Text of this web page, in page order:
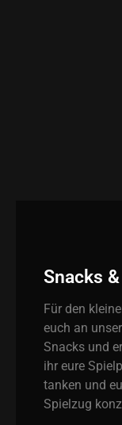
Snacks
Für den
euch an
Snacks und
ihr eure
tanken und
Spielzug